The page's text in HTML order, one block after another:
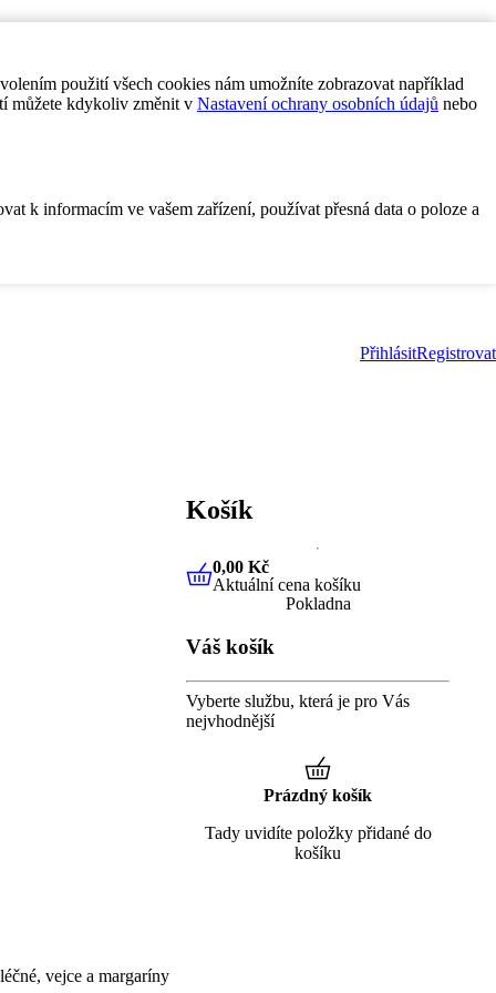
použití všech cookies nám umožníte zobrazovat například
můžete kdykoliv změnit v Nastavení ochrany osobních údajů nebo
k informacím ve vašem zařízení, používat přesná data o poloze a
PřihlásitRegistrovat
vejce a margaríny
Košík
0,00 KčAktuální cena košíku
0,00 Kč
Aktuální cena košíku
Pokladna
Váš košík
Vyberte službu, která je pro Vás
nejvhodnější
Prázdný košík
Tady uvidíte položky přidané do
košíku